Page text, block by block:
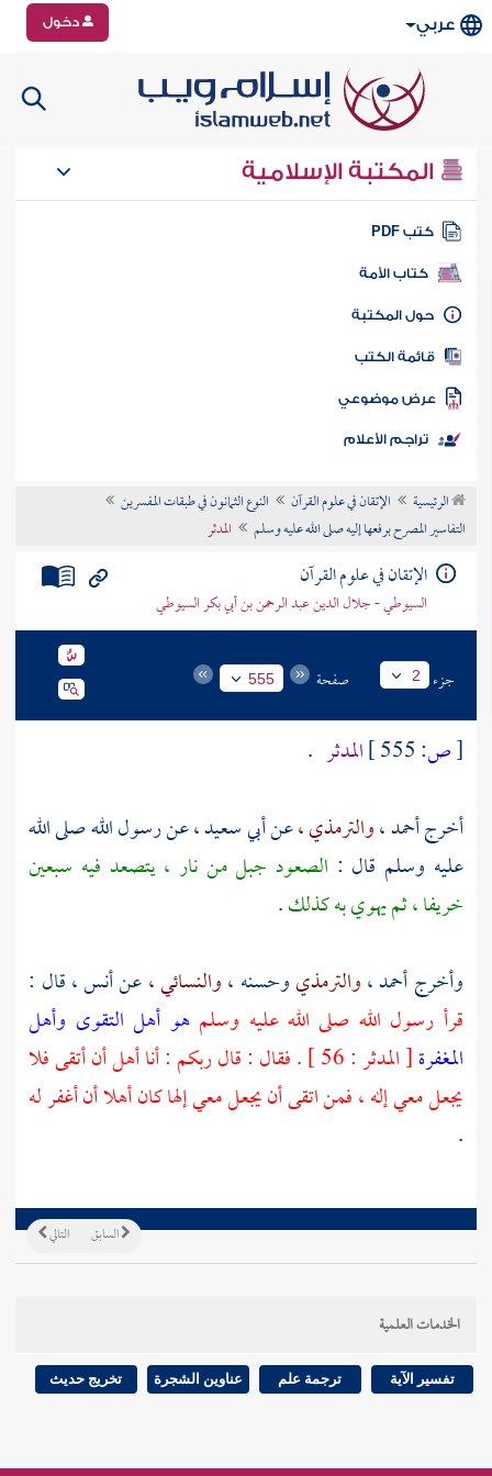
عربي دخول
المكتبة الإسلامية
كتب PDF
كتاب الأمة
المكتبة
الكتب
موضوعي
تراجم الأعلام
الرئيسية الإتقان في علوم القرآن
النوع الثمانون في طبقات المفسرين
التفاسير المصرح برفعها إليه صلى الله عليه وسلم
المدثر
الإتقان في علوم القرآن
السيوطي - جلال الدين عبد الرحمن بن أبي بكر السيوطي
جزء 2 صفحة 555
[ص: المدثر .
أخرجأحمد ،والترمذي ،عنأبي سعيد ،عن رسول الله صلى الله
عليه وسلم قال : الصعود جبل من نار ، يتصعد فيه سبعين
خريفا ، ثم يهوي به كذلك.
وأخرجأحمد ،والترمذيوحسنه ،والنسائي ،عنأنس ،قال :
قرأ رسول الله صلى الله عليه وسلمهو أهل التقوى وأهل
المغفرة
[ المدثر : 56 ] . فقال : قال ربكم : أنا أهل أن أتقى فلا
يجعل معي إله ، فمن اتقى أن يجعل معي إلها كان أهلا أن أغفر له
.
التالي السابق
الخدمات العلمية
تفسير الآية ترجمة علم عناوين الشجرة تخريج حديث